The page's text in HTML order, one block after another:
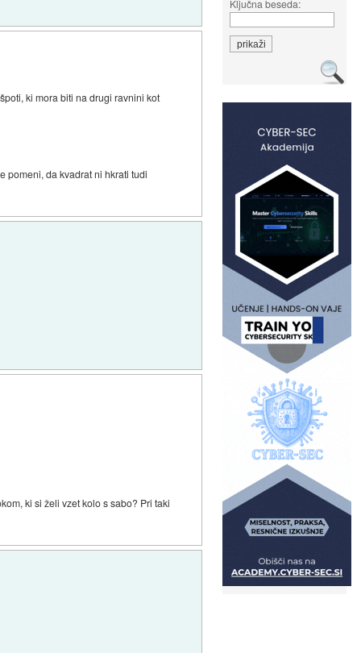
Ključna beseda:
ki mora biti na drugi ravnini kot
pomeni, da kvadrat ni hkrati tudi
ki si želi vzet kolo s sabo? Pri taki